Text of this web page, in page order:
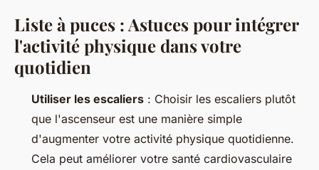
Liste à puces : Astuces pour intégrer
l'activité physique dans votre
quotidien
Utiliser les escaliers : Choisir les escaliers plutôt
que l'ascenseur est une manière simple
d'augmenter votre activité physique quotidienne.
Cela peut améliorer votre santé cardiovasculaire